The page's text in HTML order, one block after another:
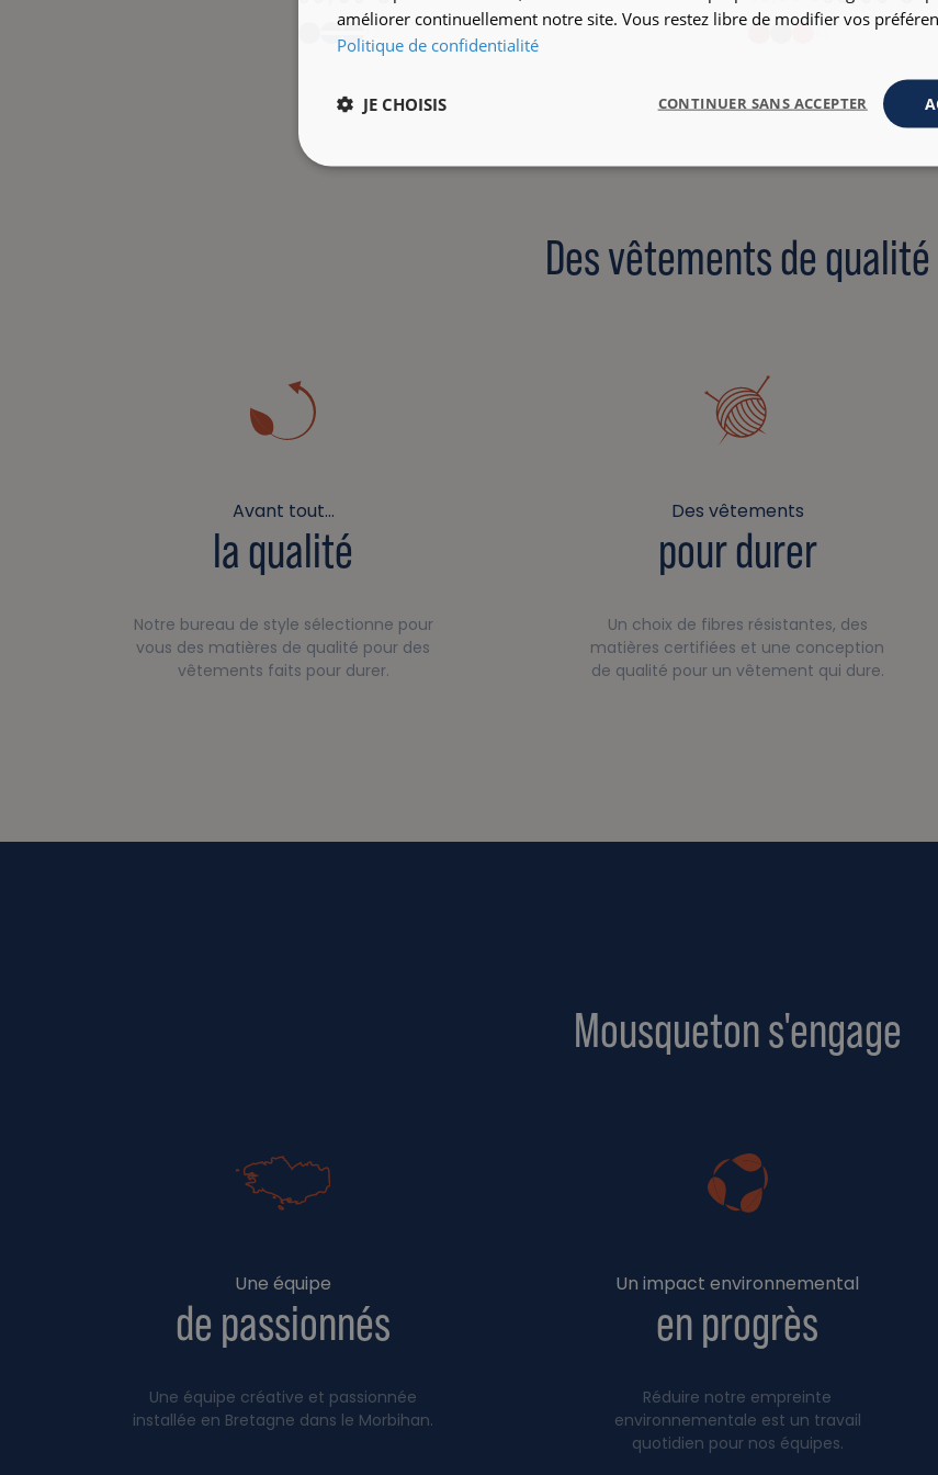
Des vêtements de qualité
Avant tout…
la qualité
Notre bureau de style sélectionne pour
vous des matières de qualité pour des
vêtements faits pour durer.
Des vêtements
pour durer
Un choix de fibres résistantes, des
matières certifiées et une conception
de qualité pour un vêtement qui dure.
Mousqueton s'engage
Une équipe
de passionnés
Une équipe créative et passionnée
installée en Bretagne dans le Morbihan.
Un impact environnemental
en progrès
Réduire notre empreinte
environnementale est un travail
quotidien pour nos équipes.
améliorer continuellement notre site. Vous restez libre de modifier vos
Politique de confidentialité
CONTINUER SANS ACCEPTER
JE CHOISIS